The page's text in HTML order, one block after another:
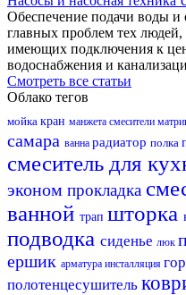
Обеспечение подачи воды и
главных проблем тех
имеющих подключения к
водоснабжения и
Смотреть все статьи
Облако тегов
мойка кран манжета смесители
самара ванна радиатор полка
смеситель для
эконом прокладка
ванной трап шторка
подводка сиденье люк
ершик арматура инсталляция
полотенцесушитель